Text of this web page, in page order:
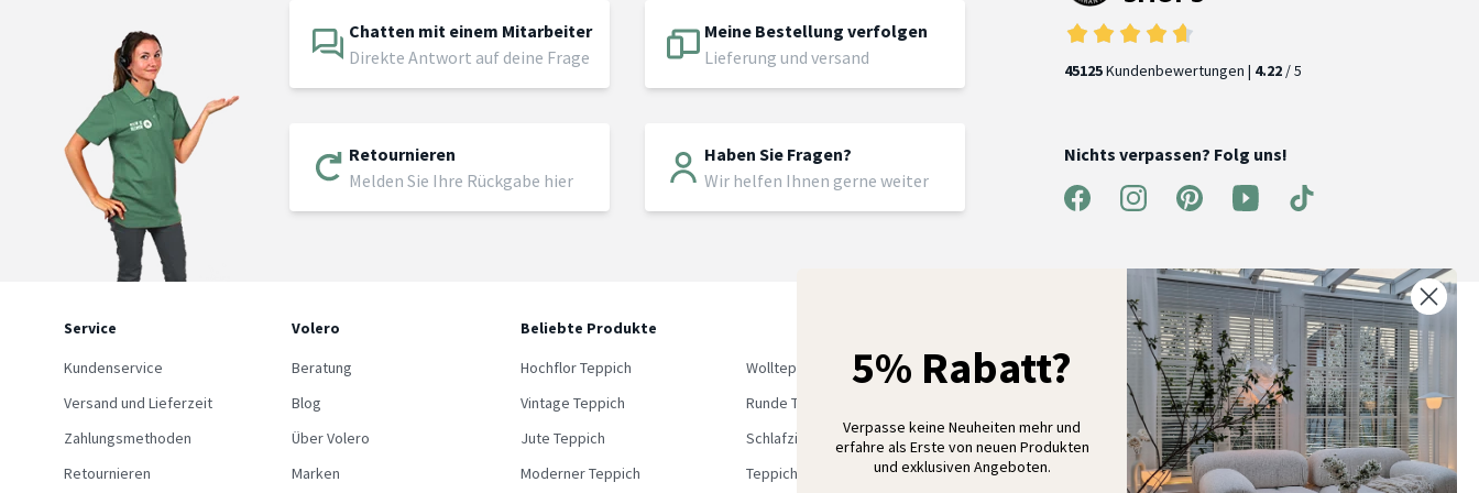
Chatten mit einem Mitarbeiter
Direkte Antwort auf deine Frage
Meine Bestellung verfolgen
Lieferung und versand
Retournieren
Melden Sie Ihre Rückgabe hier
Haben Sie Fragen?
Wir helfen Ihnen gerne weiter
45125Kundenbewertungen | 4.22 / 5
Nichts verpassen? Folg uns!
Service
Kundenservice
Versand und Lieferzeit
Zahlungsmethoden
Retournieren
Volero
Beratung
Blog
Über Volero
Marken
Beliebte Produkte
Hochflor Teppich
Wollteppich
Vintage Teppich
Runde Teppich
Jute Teppich
Schlafzimmer Teppich
Moderner Teppich
Teppich Outlet
5% Rabatt auf deine erste Bestellung
Melde dich für unseren Newsletter an und entdecke neue
Kollektionen, Angebote und Wohnideen als Erstes
5% Rabatt?
Verpasse keine Neuheiten mehr und
erfahre als Erste von neuen Produkten
und exklusiven Angeboten.